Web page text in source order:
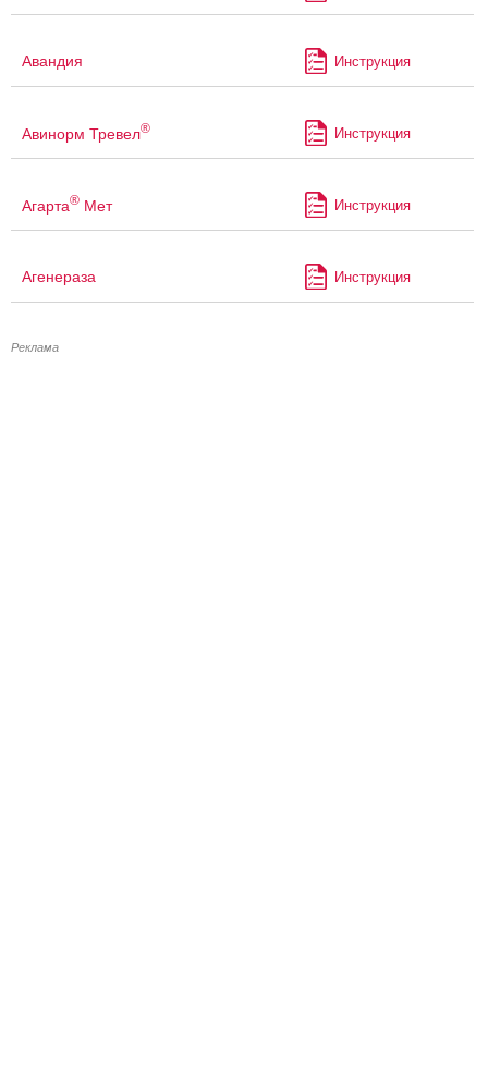
Авандия Инструкция
Авинорм Тревел® Инструкция
Агарта® Мет Инструкция
Агенераза Инструкция
Реклама